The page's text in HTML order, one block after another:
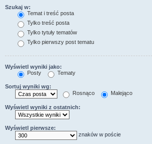
Szukaj w:
Temat i treść posta
Tylko treść posta
Tylko tytuły tematów
Tylko pierwszy post tematu
Wyświetl wyniki jako:
Posty
Tematy
Sortuj wyniki wg:
Rosnąco
Malejąco
Wyświetl wyniki z ostatnich:
Wyświetl pierwsze:
znaków w poście